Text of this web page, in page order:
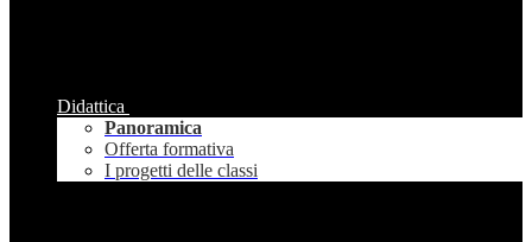
Didattica
Panoramica
Offerta formativa
I progetti delle classi